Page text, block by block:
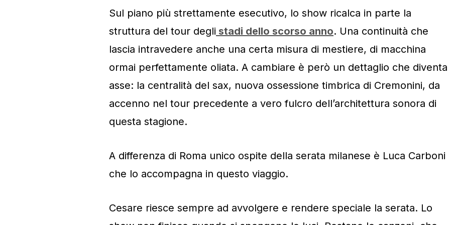
Sul piano più strettamente esecutivo, lo show ricalca in parte la
struttura del tour degli stadi dello scorso anno. Una continuità che
lascia intravedere anche una certa misura di mestiere, di macchina
ormai perfettamente oliata. A cambiare è però un dettaglio che diventa
asse: la centralità del sax, nuova ossessione timbrica di Cremonini, da
accenno nel tour precedente a vero fulcro dell’architettura sonora di
questa stagione.
A differenza di Roma unico ospite della serata milanese è Luca Carboni
che lo accompagna in questo viaggio.
Cesare riesce sempre ad avvolgere e rendere speciale la serata. Lo